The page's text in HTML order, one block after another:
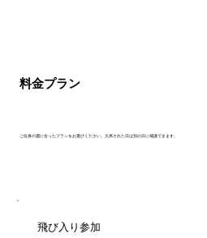
料金プラン
ご自身の週に合ったプランをお選びください。欠席された日は別の日に補講できます。
飛び入り参加